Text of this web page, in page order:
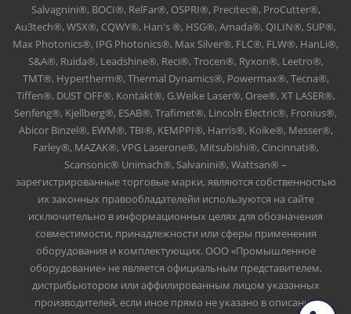
Salvagnini®, BOCI®, RelFar®, OSPRI®, Precitec®, ProCutter®,
Au3tech®, WSX®, CQWY®, Han's ®, HSG®, Amada®, QILIN®, SUP®,
Max Photonics®, IPG Photonics®, Max Silver®, FLC®, FLW®, HanLi®,
S&A®, Ruida®, Leadshine®, Reci®, Trocen®, Ryxon®, Leetro®,
TMT®, Hypertherm®, Thermal Dynamics®, Powermax®, Tecna®,
Tiffen®, DUST OFF®, Kontakt®, G.Weike Laser®, Oree®, XT LASER®,
Senfeng®, Kjellberg®, ESAB®, Trafimet®, Lincoln Electric®, Fronius®,
Abicor Binzel®, EWM®, TBI®, KEMPPI®, Harris®, Koike®, Messer®,
Farley®, MAZAK®, VPG Laserone®, Mitsubishi®, Cincinnati®,
Scansonic® Unimach®, Salvanini®, Wattsan® –
зарегистрированные торговые марки, являются собственностью
их законных правообладателейи используются на сайте
исключительно в информационных целях для обозначения
совместимости, принадлежности или сферы применения
оборудования и комплектующих. ООО «Промышленное
оборудование» не является официальным представителем,
дистрибьютором или аффилированным лицом указанных
производителей, если иное прямо не указано в описании